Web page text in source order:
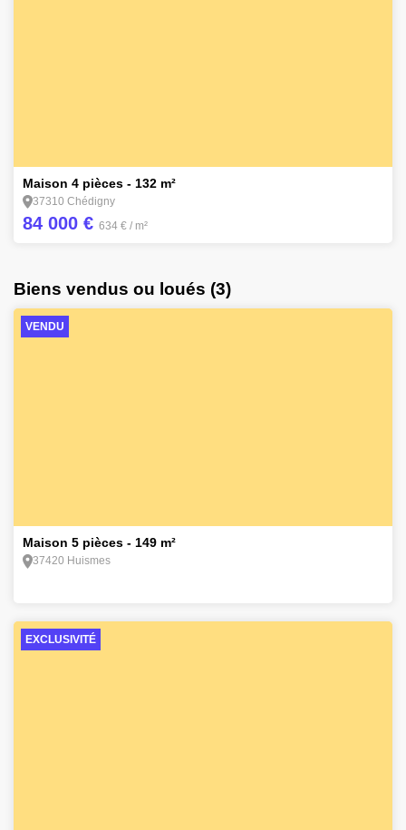
Maison 4 pièces - 132 m²
37310 Chédigny
84 000 € 634 € / m²
Biens vendus ou loués (3)
VENDU
Maison 5 pièces - 149 m²
37420 Huismes
EXCLUSIVITÉ